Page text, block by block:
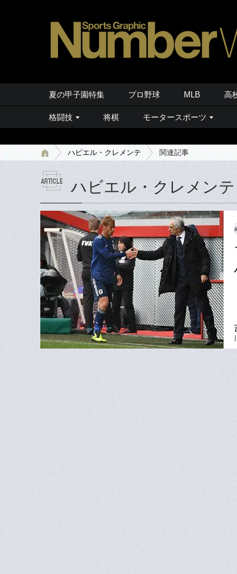
夏の甲子園特集 プロ野球 MLB 高
格闘技 将棋 モータースポーツ
ハビエル・クレメンテ 関連記事
ハビエル・クレメンテ